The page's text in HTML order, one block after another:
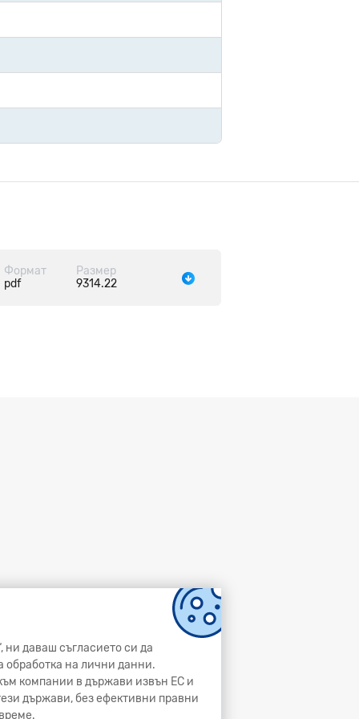
ни даваш съгласието си да
обработка на лични данни.
компании в държави извън ЕС и
държави, без ефективни правни
Формат
pdf
Размер
9314.22